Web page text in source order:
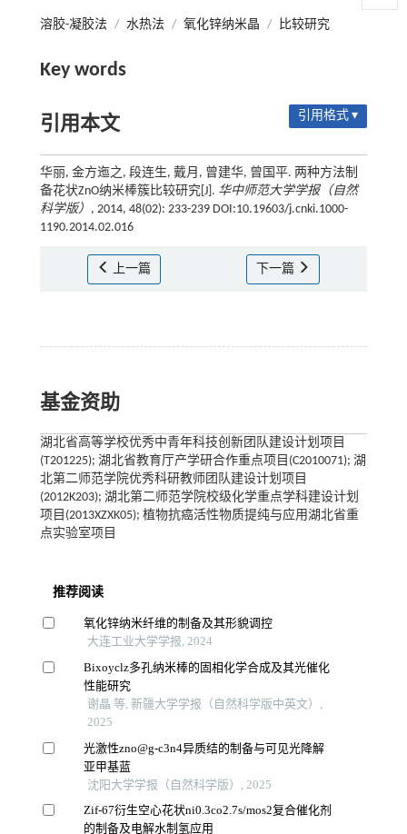
溶胶-凝胶法 / 水热法 / 氧化锌纳米晶 / 比较研究
Key words
引用本文 引用格式 ▾
华丽, 金方迤之, 段连生, 戴月, 曾建华, 曾国平. 两种方法制
备花状ZnO纳米棒簇比较研究[J]. 华中师范大学学报（自然
科学版） , 2014, 48(02): 233-239 DOI:10.19603/j.cnki.1000-
1190.2014.02.016
上一篇 下一篇
基金资助
湖北省高等学校优秀中青年科技创新团队建设计划项目
(T201225); 湖北省教育厅产学研合作重点项目(C2010071); 湖
北第二师范学院优秀科研教师团队建设计划项目
(2012K203); 湖北第二师范学院校级化学重点学科建设计划
项目(2013XZXK05); 植物抗癌活性物质提纯与应用湖北省重
点实验室项目